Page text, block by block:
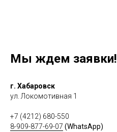
Мы ждем заявки!
г. Хабаровск
ул. Локомотивная 1
+7 (4212) 680-550
8-909-877-69-07 (WhatsApp)